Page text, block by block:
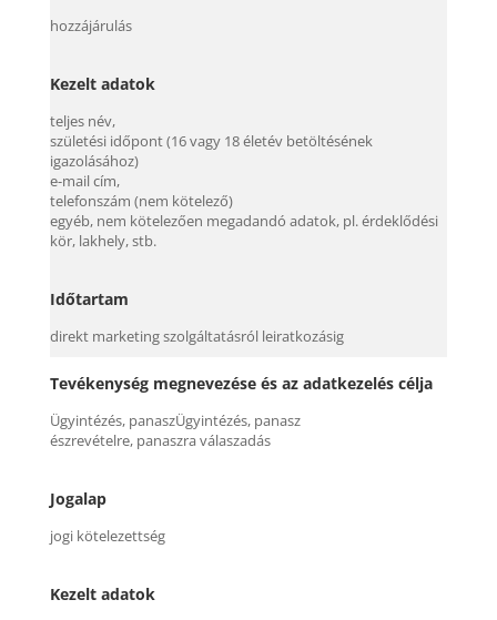
hozzájárulás
Kezelt adatok
teljes név,
születési időpont (16 vagy 18 életév betöltésének
igazolásához)
e-mail cím,
telefonszám (nem kötelező)
egyéb, nem kötelezően megadandó adatok, pl. érdeklődési
kör, lakhely, stb.
Időtartam
direkt marketing szolgáltatásról leiratkozásig
Tevékenység megnevezése és az adatkezelés célja
Ügyintézés, panaszÜgyintézés, panasz
észrevételre, panaszra válaszadás
Jogalap
jogi kötelezettség
Kezelt adatok